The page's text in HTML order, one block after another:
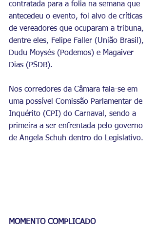
contratada para a folia na semana que
antecedeu o evento, foi alvo de críticas
de vereadores que ocuparam a tribuna,
dentre eles, Felipe Faller (União Brasil),
Dudu Moysés (Podemos) e Magaiver
Dias (PSDB).
Nos corredores da Câmara fala-se em
uma possível Comissão Parlamentar de
Inquérito (CPI) do Carnaval, sendo a
primeira a ser enfrentada pelo governo
de Angela Schuh dentro do Legislativo.
MOMENTO COMPLICADO